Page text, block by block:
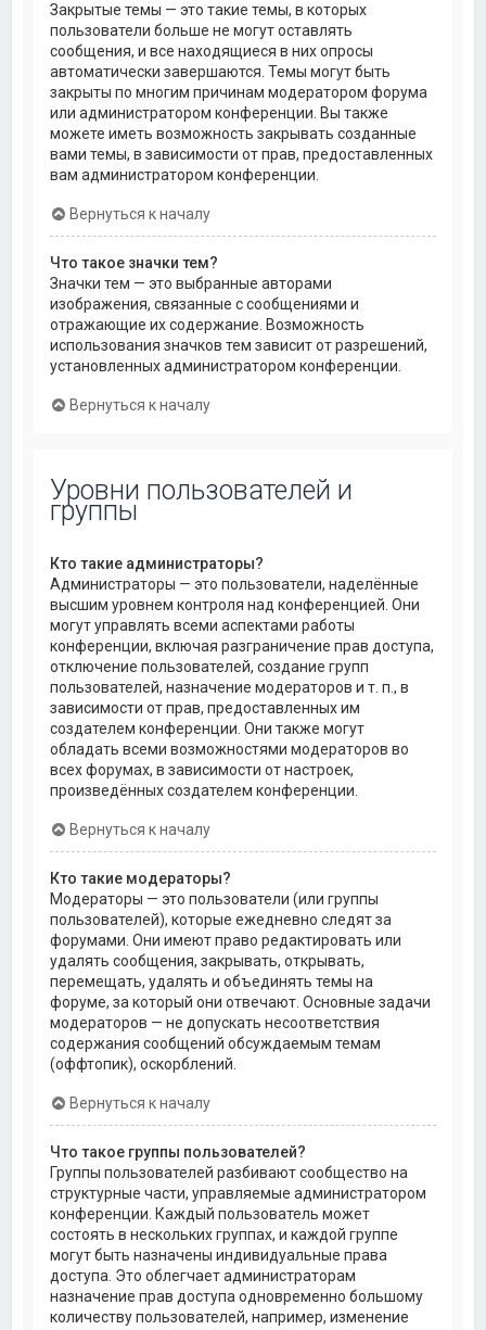
Закрытые темы — это такие темы, в которых
пользователи больше не могут оставлять
сообщения, и все находящиеся в них опросы
автоматически завершаются. Темы могут быть
закрыты по многим причинам модератором форума
или администратором конференции. Вы также
можете иметь возможность закрывать созданные
вами темы, в зависимости от прав, предоставленных
вам администратором конференции.
Вернуться к началу
Что такое значки тем?
Значки тем — это выбранные авторами
изображения, связанные с сообщениями и
отражающие их содержание. Возможность
использования значков тем зависит от разрешений,
установленных администратором конференции.
Вернуться к началу
Уровни пользователей и
группы
Кто такие администраторы?
Администраторы — это пользователи, наделённые
высшим уровнем контроля над конференцией. Они
могут управлять всеми аспектами работы
конференции, включая разграничение прав доступа,
отключение пользователей, создание групп
пользователей, назначение модераторов и т. п., в
зависимости от прав, предоставленных им
создателем конференции. Они также могут
обладать всеми возможностями модераторов во
всех форумах, в зависимости от настроек,
произведённых создателем конференции.
Вернуться к началу
Кто такие модераторы?
Модераторы — это пользователи (или группы
пользователей), которые ежедневно следят за
форумами. Они имеют право редактировать или
удалять сообщения, закрывать, открывать,
перемещать, удалять и объединять темы на
форуме, за который они отвечают. Основные задачи
модераторов — не допускать несоответствия
содержания сообщений обсуждаемым темам
(оффтопик), оскорблений.
Вернуться к началу
Что такое группы пользователей?
Группы пользователей разбивают сообщество на
структурные части, управляемые администратором
конференции. Каждый пользователь может
состоять в нескольких группах, и каждой группе
могут быть назначены индивидуальные права
доступа. Это облегчает администраторам
назначение прав доступа одновременно большому
количеству пользователей, например, изменение